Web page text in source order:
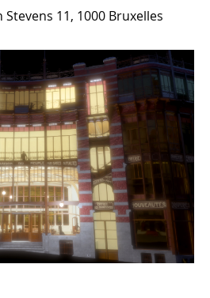
Stevens 11, 1000 Bruxelles